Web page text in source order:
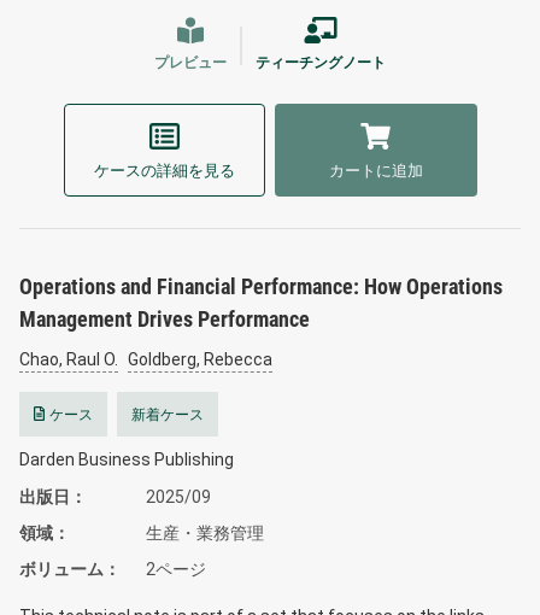
プレビュー ティーチングノート
ケースの詳細を見る カートに追加
Operations and Financial Performance: How Operations
Management Drives Performance
Chao, Raul O. Goldberg, Rebecca
ケース 新着ケース
Darden Business Publishing
出版日
2025/09
領域
生産・業務管理
ボリューム
2ページ